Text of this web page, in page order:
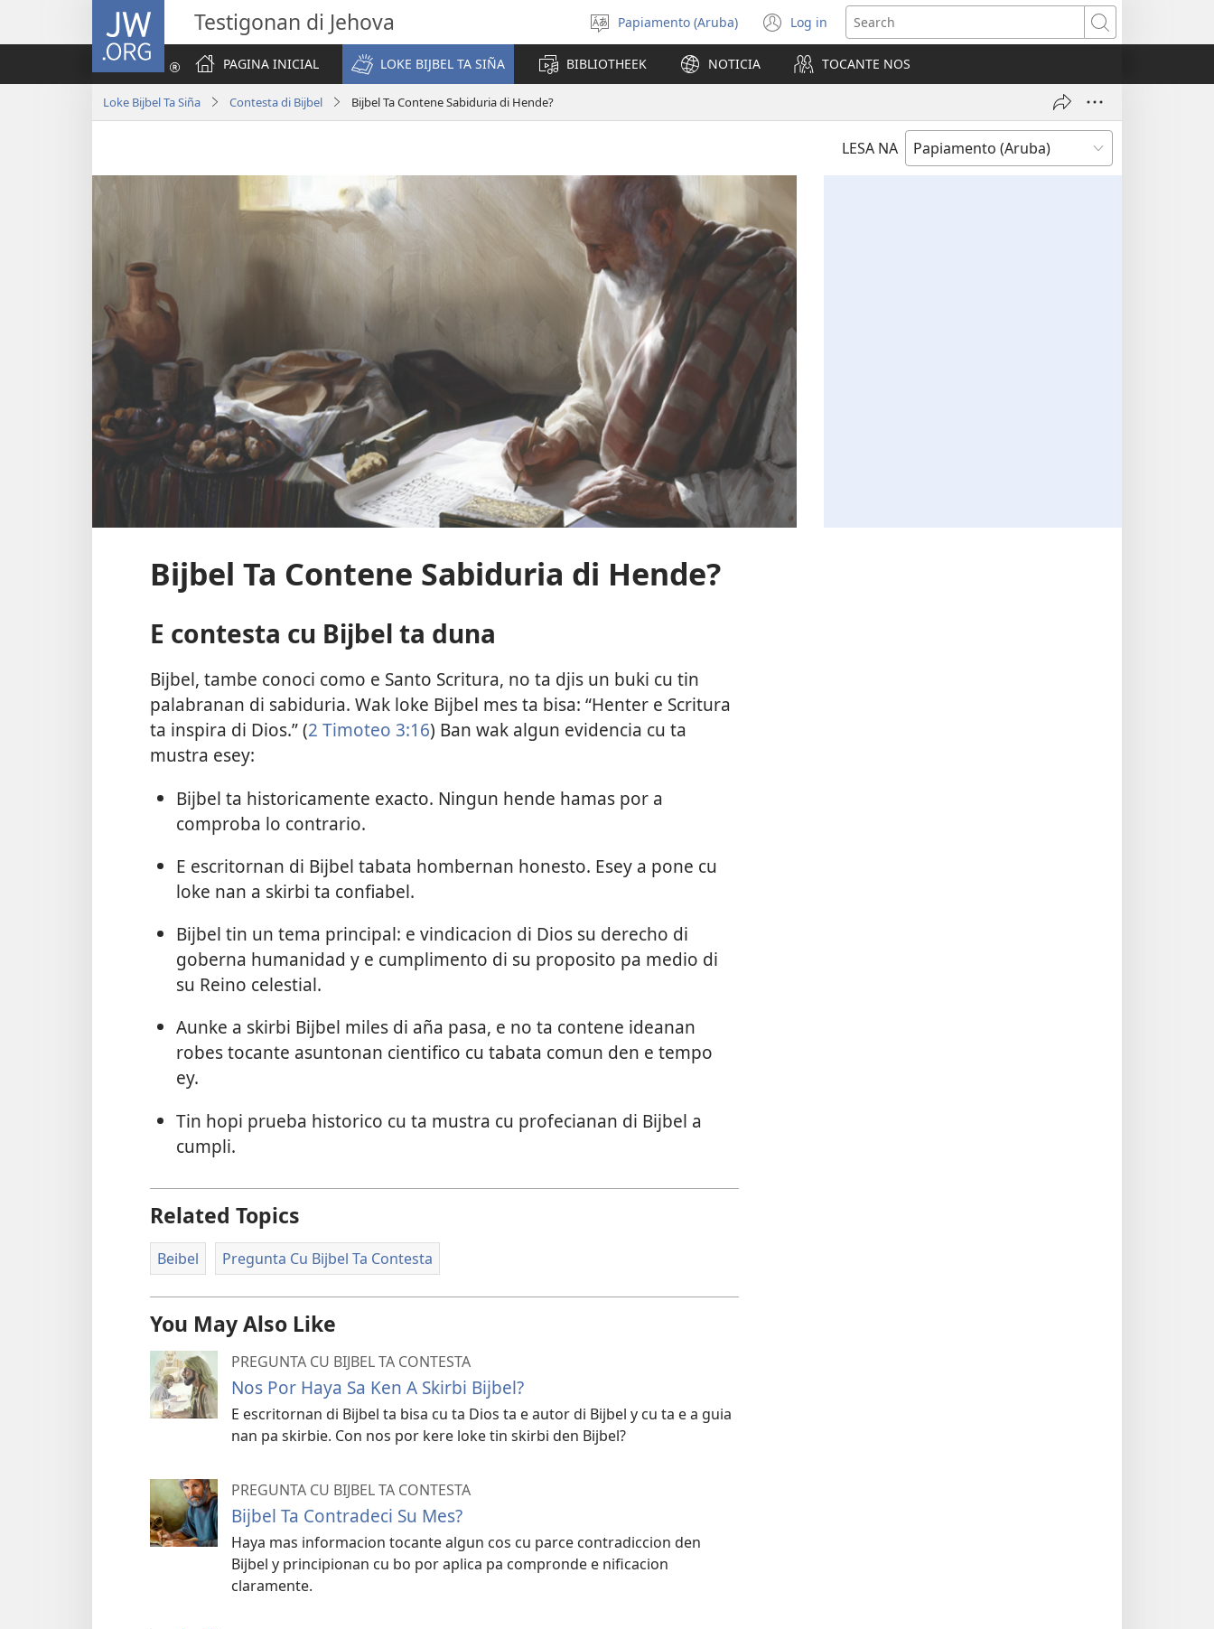
JW.ORG Testigonan di Jehova
Scoge
idioma
Papiamento (Aruba) Log in
(opens
new
window)
Search
PAGINA INICIAL
LOKE BIJBEL TA SIÑA BIBLIOTHEEK NOTICIA TOCANTE NOS
Loke Bijbel Ta Siña Contesta di Bijbel Bijbel Ta Contene Sabiduria di Hende?
LESA NA
Bijbel Ta Contene Sabiduria di Hende?
E contesta cu Bijbel ta duna
Bijbel, tambe conoci como e Santo Scritura, no ta djis un buki cu tin
palabranan di sabiduria. Wak loke Bijbel mes ta bisa: “Henter e Scritura
ta inspira di Dios.” (2 Timoteo 3:16) Ban wak algun evidencia cu ta
mustra esey:
Bijbel ta historicamente exacto. Ningun hende hamas por a
comproba lo contrario.
E escritornan di Bijbel tabata hombernan honesto. Esey a pone cu
loke nan a skirbi ta confiabel.
Bijbel tin un tema principal: e vindicacion di Dios su derecho di
goberna humanidad y e cumplimento di su proposito pa medio di
su Reino celestial.
Aunke a skirbi Bijbel miles di aña pasa, e no ta contene ideanan
robes tocante asuntonan cientifico cu tabata comun den e tempo
ey.
Tin hopi prueba historico cu ta mustra cu profecianan di Bijbel a
cumpli.
Related Topics
Beibel Pregunta Cu Bijbel Ta Contesta
You May Also Like
PREGUNTA CU BIJBEL TA CONTESTA
Nos Por Haya Sa Ken A Skirbi Bijbel?
E escritornan di Bijbel ta bisa cu ta Dios ta e autor di Bijbel y cu ta e a guia
nan pa skirbie. Con nos por kere loke tin skirbi den Bijbel?
PREGUNTA CU BIJBEL TA CONTESTA
Bijbel Ta Contradeci Su Mes?
Haya mas informacion tocante algun cos cu parce contradiccion den
Bijbel y principionan cu bo por aplica pa compronde e nificacion
claramente.